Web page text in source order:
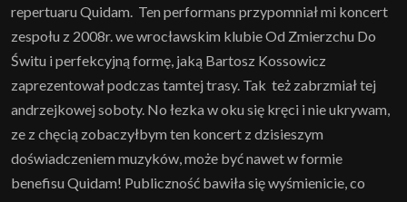
repertuaru Quidam. Ten performans przypomniał mi koncert
zespołu z 2008r. we wrocławskim klubie Od Zmierzchu Do
Świtu i perfekcyjną formę, jaką Bartosz Kossowicz
zaprezentował podczas tamtej trasy. Tak też zabrzmiał tej
andrzejkowej soboty. No łezka w oku się kręci i nie ukrywam,
ze z chęcią zobaczyłbym ten koncert z dzisieszym
doświadczeniem muzyków, może być nawet w formie
benefisu Quidam! Publiczność bawiła się wyśmienicie, co